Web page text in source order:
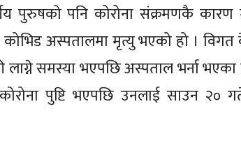
पुरुषको पनि कोरोना संक्रमणकै कारण
अस्पतालमा मृत्यु भएको हो । विगत
समस्या भएपछि अस्पताल भर्ना भएका
पुष्टि भएपछि उनलाई साउन २०